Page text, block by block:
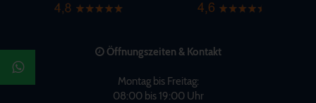
Öffnungszeiten & Kontakt
Montag bis Freitag:
08:00 bis 19:00 Uhr